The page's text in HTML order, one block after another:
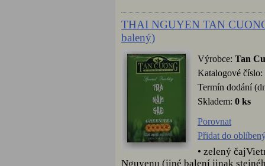
THAI NGUYEN TAN
balený)
Výrobce: Tan
Katalogové číslo:
Termín dodání
Skladem: 0 ks
Porovnat
Přidat do
• zelený
Nguyenu (jiné balení jinak